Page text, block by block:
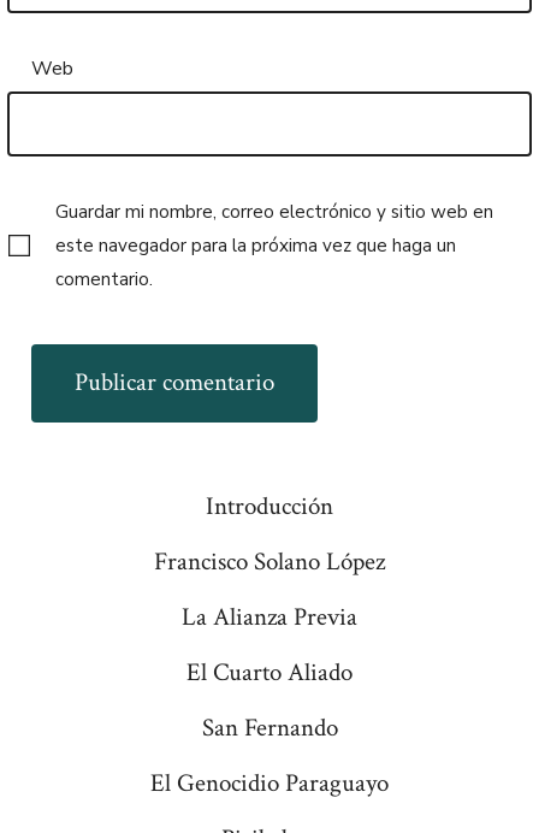
Web
Guardar mi nombre, correo electrónico y sitio web en
este navegador para la próxima vez que haga un
comentario.
Introducción
Francisco Solano López
La Alianza Previa
El Cuarto Aliado
San Fernando
El Genocidio Paraguayo